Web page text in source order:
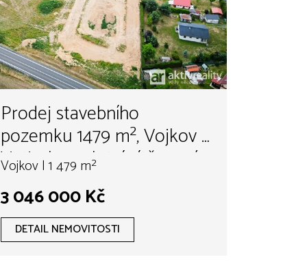
Prodej stavebního
pozemku 1479 m², Vojkov u
Votic, kompletní sítě, nová
komunikace - hypotéka
možná
Vojkov | 1 479 m²
3 046 000 Kč
DETAIL NEMOVITOSTI